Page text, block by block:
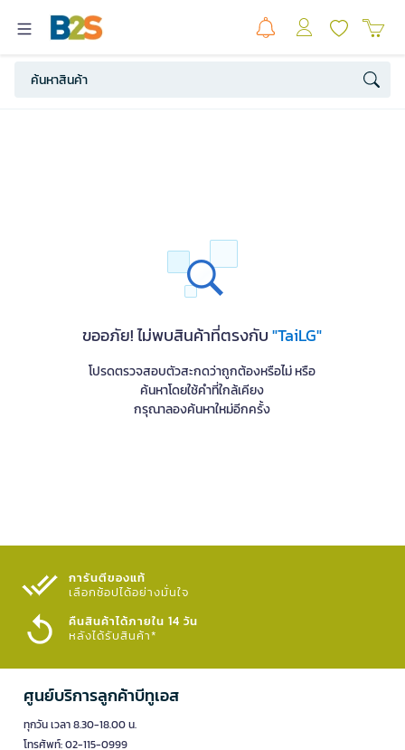
ขออภัย! ไม่พบสินค้าที่ตรงกับ"TaiLG"
โปรดตรวจสอบตัวสะกดว่าถูกต้องหรือไม่ หรือ
ค้นหาโดยใช้คำที่ใกล้เคียง
กรุณาลองค้นหาใหม่อีกครั้ง
การันตีของแท้
เลือกช้อปได้อย่างมั่นใจ​
คืนสินค้าได้ภายใน 14 วัน
หลังได้รับสินค้า*
ศูนย์บริการลูกค้าบีทูเอส
ทุกวัน เวลา 8.30-18.00 น.
โทรศัพท์: 02-115-0999